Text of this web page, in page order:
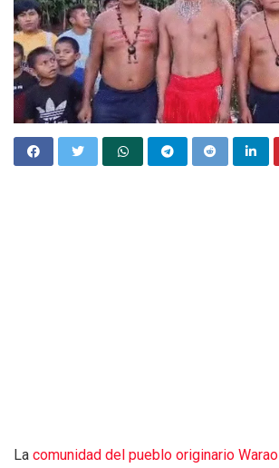
La comunidad del pueblo originario Warao